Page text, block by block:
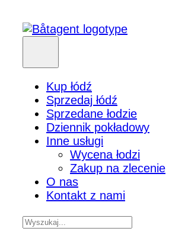
Kup łódź
Sprzedaj łódź
Sprzedane łodzie
Dziennik pokładowy
Inne usługi
Wycena łodzi
Zakup na zlecenie
O nas
Kontakt z nami